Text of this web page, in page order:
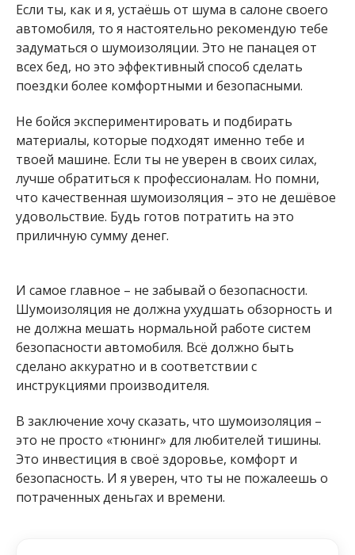
Если ты, как и я, устаёшь от шума в салоне своего
автомобиля, то я настоятельно рекомендую тебе
задуматься о шумоизоляции. Это не панацея от
всех бед, но это эффективный способ сделать
поездки более комфортными и безопасными.
Не бойся экспериментировать и подбирать
материалы, которые подходят именно тебе и
твоей машине. Если ты не уверен в своих силах,
лучше обратиться к профессионалам. Но помни,
что качественная шумоизоляция – это не дешёвое
удовольствие. Будь готов потратить на это
приличную сумму денег.
И самое главное – не забывай о безопасности.
Шумоизоляция не должна ухудшать обзорность и
не должна мешать нормальной работе систем
безопасности автомобиля. Всё должно быть
сделано аккуратно и в соответствии с
инструкциями производителя.
В заключение хочу сказать, что шумоизоляция –
это не просто «тюнинг» для любителей тишины.
Это инвестиция в своё здоровье, комфорт и
безопасность. И я уверен, что ты не пожалеешь о
потраченных деньгах и времени.